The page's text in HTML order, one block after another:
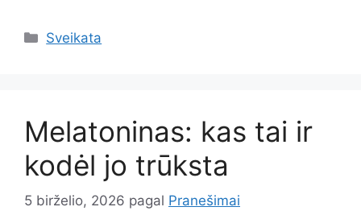
Kategorijos
Sveikata
Melatoninas: kas tai ir
kodėl jo trūksta
5 birželio, 2026 pagal Pranešimai